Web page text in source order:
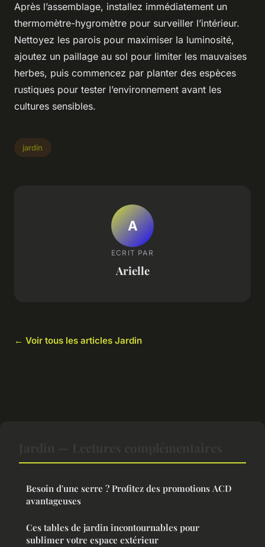
Après l’assemblage, installez immédiatement un
thermomètre-hygromètre pour surveiller l’intérieur.
Nettoyez les parois pour maximiser la luminosité,
ajoutez un paillage au sol pour limiter les mauvaises
herbes, puis commencez par planter des espèces
rustiques pour tester l’environnement avant les
cultures sensibles.
jardin
A
ECRIT PAR
Arielle
← Voir tous les articles Jardin
Besoin d'une serre ? Profitez des promotions ACD
avantageuses
Ces tables de jardin incontournables pour
sublimer votre espace extérieur